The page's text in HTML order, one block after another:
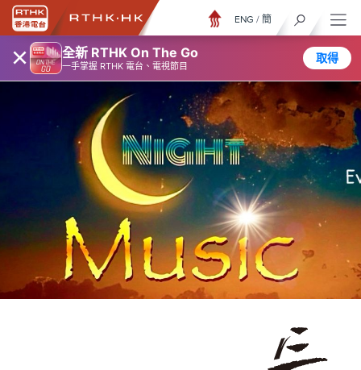
× 全新 RTHK On The Go
一手掌握 RTHK 電台、電視節目
取得
ENG / 簡